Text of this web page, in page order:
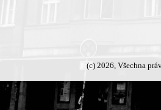
(c) 2026, Všechna